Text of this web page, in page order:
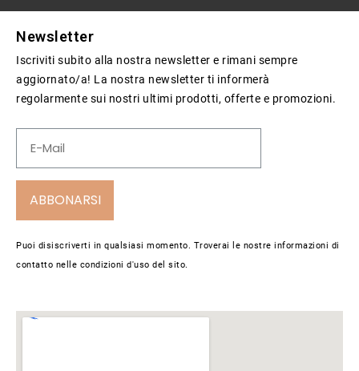
Newsletter
Iscriviti subito alla nostra newsletter e rimani sempre
aggiornato/a! La nostra newsletter ti informerà
regolarmente sui nostri ultimi prodotti, offerte e promozioni.
ABBONARSI
Puoi disiscriverti in qualsiasi momento. Troverai le nostre informazioni di
contatto nelle condizioni d'uso del sito.